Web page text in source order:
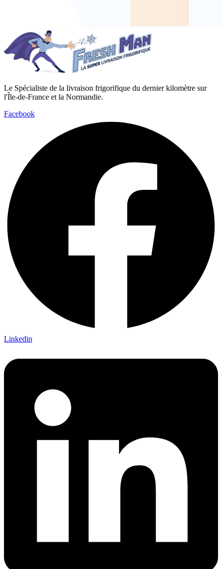
Le Spécialiste de la livraison frigorifique du dernier kilomètre sur
l'Île-de-France et la Normandie.
Facebook
Linkedin